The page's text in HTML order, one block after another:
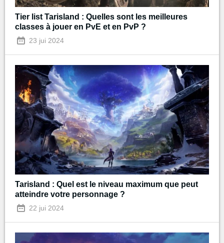
Tier list Tarisland : Quelles sont les meilleures
classes à jouer en PvE et en PvP ?
23 jui 2024
Tarisland : Quel est le niveau maximum que peut
atteindre votre personnage ?
22 jui 2024